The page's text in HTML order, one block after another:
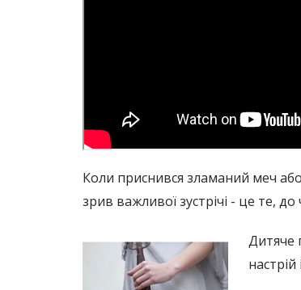
Коли приснився зламаний меч
зрив важливої ​​зустрічі - це те,
Дитяче